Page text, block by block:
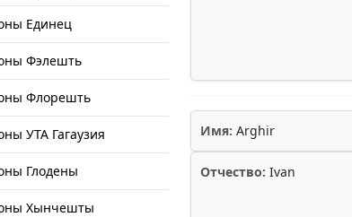
Единец
Фэлешть
Флорешть
УТА Гагаузия
Глодены
Хынчешты
Имя: Arghir
Отчество: Ivan